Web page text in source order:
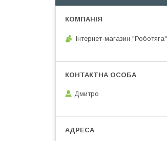
Інтернет-магазин "Роботяга"
Дмитро